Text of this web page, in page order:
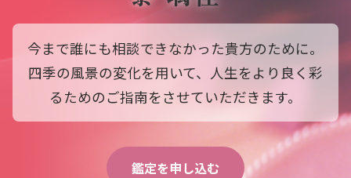
今まで誰にも相談できなかった貴方のために。
四季の風景の変化を用いて、人生をより良く彩
るためのご指南をさせていただきます。
鑑定を申し込む